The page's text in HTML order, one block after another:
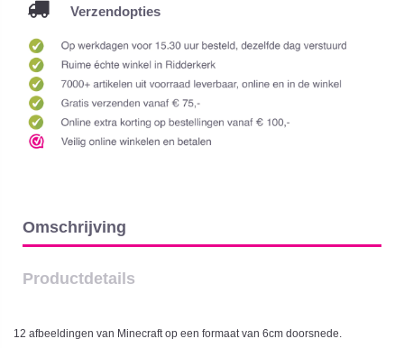
Verzendopties
Omschrijving
Productdetails
12 afbeeldingen van Minecraft op een formaat van 6cm doorsnede.